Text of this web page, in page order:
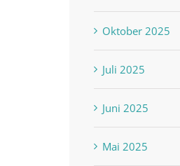
Oktober 2025
Juli 2025
Juni 2025
Mai 2025